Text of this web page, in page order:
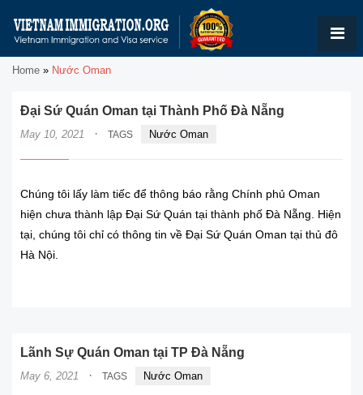
Home » Nước Oman
Đại Sứ Quán Oman tại Thành Phố Đà Nẵng
May 10, 2021 · TAGS Nước Oman
Chúng tôi lấy làm tiếc để thông báo rằng Chính phủ Oman
hiện chưa thành lập Đại Sứ Quán tại thành phố Đà Nẵng. Hiện
tại, chúng tôi chỉ có thông tin về Đại Sứ Quán Oman tại thủ đô
Hà Nội.
Lãnh Sự Quán Oman tại TP Đà Nẵng
May 6, 2021 · TAGS Nước Oman